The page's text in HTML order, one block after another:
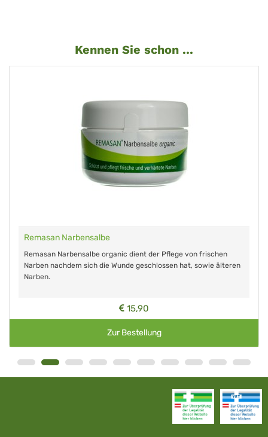
Kennen Sie schon ...
Remasan Narbensalbe
Remasan Narbensalbe organic dient der Pflege von frischen
Narben nachdem sich die Wunde geschlossen hat, sowie älteren
Narben.
15,90
Zur Bestellung